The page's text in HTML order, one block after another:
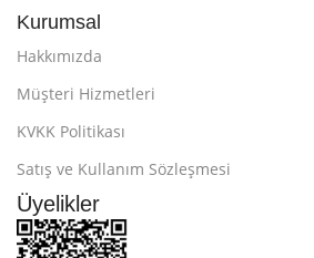
Kurumsal
Hakkımızda
Müşteri Hizmetleri
KVKK Politikası
Satış ve Kullanım Sözleşmesi
Üyelikler